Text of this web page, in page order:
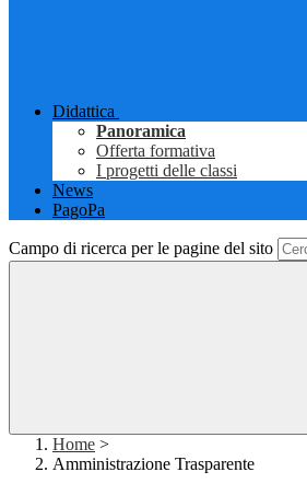
Didattica
Panoramica
Offerta formativa
I progetti delle classi
News
PagoPa
Campo di ricerca per le pagine del sito
Home >
Amministrazione Trasparente